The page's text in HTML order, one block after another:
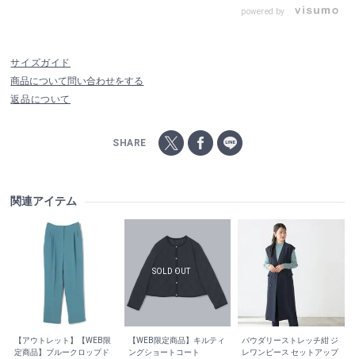
powered by
サイズガイド
商品について問い合わせをする
返品について
SHARE
関連アイテム
【アウトレット】【WEB限
定商品】ブルークロップド
【WEB限定商品】キルティ
ングショートコート
パウダリーストレッチ紺 ジ
レワンピース セットアップ